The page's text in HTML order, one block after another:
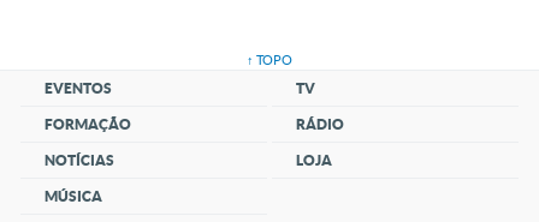
↑ TOPO
EVENTOS
FORMAÇÃO
NOTÍCIAS
MÚSICA
TV
RÁDIO
LOJA